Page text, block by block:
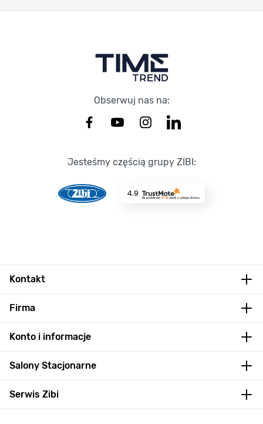
Obserwuj nas na:
Jesteśmy częścią grupy ZIBI:
4.9
Na podstawie 8712opinii z całego okresu
Kontakt
Firma
Konto i informacje
Salony Stacjonarne
Serwis Zibi